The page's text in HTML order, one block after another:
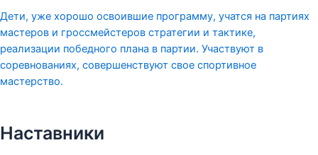
Дети, уже хорошо освоившие программу, учатся на партиях
мастеров и гроссмейстеров стратегии и тактике,
реализации победного плана в партии. Участвуют в
соревнованиях, совершенствуют свое спортивное
мастерство.
Наставники